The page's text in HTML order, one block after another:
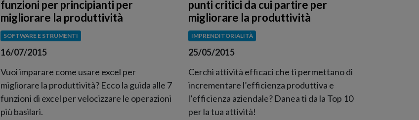
funzioni per principianti per
migliorare la produttività
SOFTWARE E STRUMENTI
16/07/2015
Vuoi imparare come usare excel per
migliorare la produttività? Ecco la guida alle 7
funzioni di excel per velocizzare le operazioni
più basilari.
punti critici da cui partire per
migliorare la produttività
IMPRENDITORIALITÀ
25/05/2015
Cerchi attività efficaci che ti permettano di
incrementare l’efficienza produttiva e
l’efficienza aziendale? Danea ti da la Top 10
per la tua attività!